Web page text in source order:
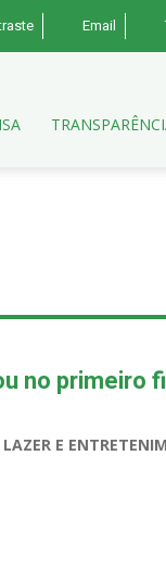
Email
no primeiro
E